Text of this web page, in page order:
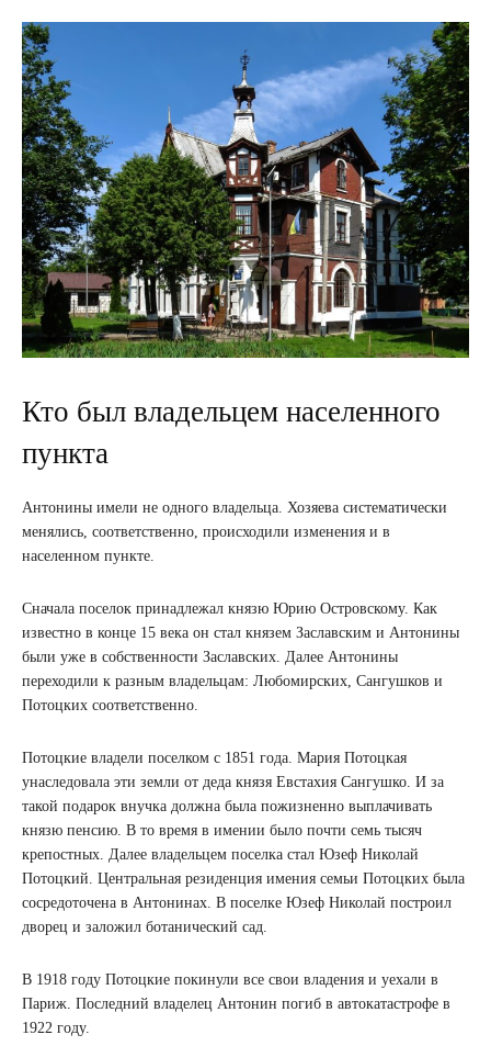
Кто был владельцем населенного
пункта
Антонины имели не одного владельца. Хозяева систематически
менялись, соответственно, происходили изменения и в
населенном пункте.
Сначала поселок принадлежал князю Юрию Островскому. Как
известно в конце 15 века он стал князем Заславским и Антонины
были уже в собственности Заславских. Далее Антонины
переходили к разным владельцам: Любомирских, Сангушков и
Потоцких соответственно.
Потоцкие владели поселком с 1851 года. Мария Потоцкая
унаследовала эти земли от деда князя Евстахия Сангушко. И за
такой подарок внучка должна была пожизненно выплачивать
князю пенсию. В то время в имении было почти семь тысяч
крепостных. Далее владельцем поселка стал Юзеф Николай
Потоцкий. Центральная резиденция имения семьи Потоцких была
сосредоточена в Антонинах. В поселке Юзеф Николай построил
дворец и заложил ботанический сад.
В 1918 году Потоцкие покинули все свои владения и уехали в
Париж. Последний владелец Антонин погиб в автокатастрофе в
1922 году.